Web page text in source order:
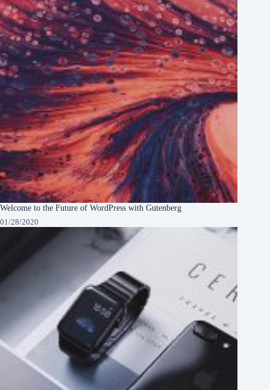
Welcome to the Future of WordPress with Gutenberg
01/28/2020